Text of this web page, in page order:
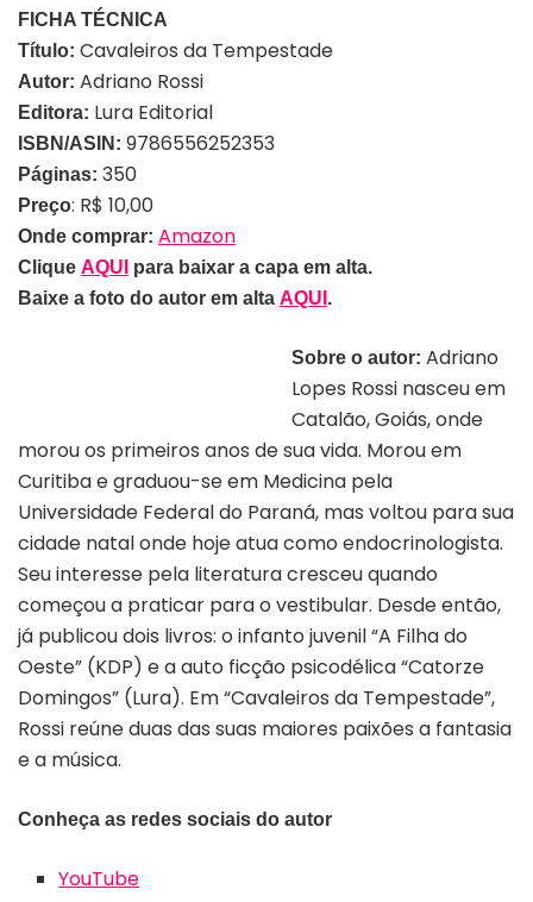
FICHA TÉCNICA
Título: Cavaleiros da Tempestade
Autor: Adriano Rossi
Editora: Lura Editorial
ISBN/ASIN: 9786556252353
Páginas: 350
Preço: R$ 10,00
Onde comprar: Amazon
Clique AQUI para baixar a capa em alta.
Baixe a foto do autor em alta AQUI .
Sobre o autor: Adriano
Lopes Rossi nasceu em
Catalão, Goiás, onde
morou os primeiros anos de sua vida. Morou em
Curitiba e graduou-se em Medicina pela
Universidade Federal do Paraná, mas voltou para sua
cidade natal onde hoje atua como endocrinologista.
Seu interesse pela literatura cresceu quando
começou a praticar para o vestibular. Desde então,
já publicou dois livros: o infanto juvenil “A Filha do
Oeste” (KDP) e a auto ficção psicodélica “Catorze
Domingos” (Lura). Em “Cavaleiros da Tempestade”,
Rossi reúne duas das suas maiores paixões a fantasia
e a música.
Conheça as redes sociais do autor
YouTube